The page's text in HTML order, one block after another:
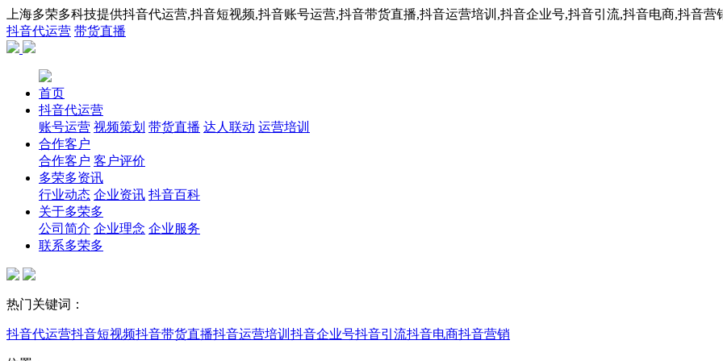
上海多荣多科技提供抖音代运营,抖音短视频,抖音账号运营,抖音带货直播,抖音运营培训,抖音企业号,抖音引流,抖音电商,抖音营
抖音代运营 带货直播
首页
抖音代运营
账号运营 视频策划 带货直播 达人联动 运营培训
合作客户
合作客户 客户评价
多荣多资讯
行业动态 企业资讯 抖音百科
关于多荣多
公司简介 企业理念 企业服务
联系多荣多
热门关键词：
抖音代运营抖音短视频抖音带货直播抖音运营培训 抖音企业号抖音引流抖音电商抖音营销